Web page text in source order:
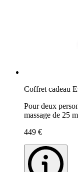
Coffret cadeau
Pour deux
massage de 25
449 €